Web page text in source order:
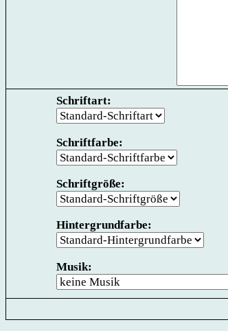
Schriftart:
Schriftfarbe:
Schriftgröße:
Hintergrundfarbe:
Musik: